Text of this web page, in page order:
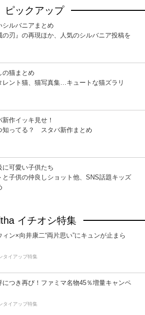
ピックアップ
シルバニアまとめ
の刃』の再現ほか、人気のシルバニア投稿を
の猫まとめ
レント猫、猫写真集…キュートな猫ズラリ
新作イッキ見せ！
知ってる？ スタバ新作まとめ
に可愛い子供たち
と子供の仲良しショット他、SNS話題キッズ
イチオシ特集
ィン×向井康二“両片思い”にキュンが止まら
タイアップ特集
につき再び！ファミマ名物45％増量キャンペ
タイアップ特集